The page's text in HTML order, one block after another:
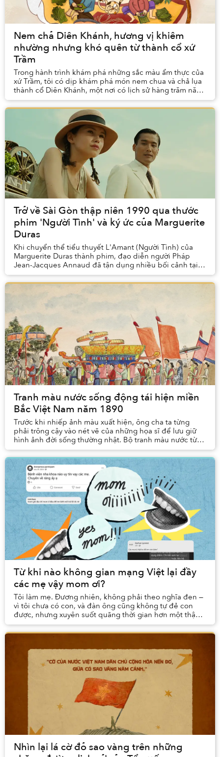
Nem chả Diên Khánh, hương vị khiêm
nhường nhưng khó quên từ thành cổ xứ
Trầm
Trong hành trình khám phá những sắc màu ẩm thực của
xứ Trầm, tôi có dịp khám phá món nem chua và chả lụa
thành cổ Diên Khánh, một nơi có lịch sử hàng trăm năm,
cách thành phố biển Nha Trang nhộn nhịp ...
Trở về Sài Gòn thập niên 1990 qua thước
phim 'Người Tình' và ký ức của Marguerite
Duras
Khi chuyển thể tiểu thuyết L'Amant (Người Tình) của
Marguerite Duras thành phim, đạo diễn người Pháp
Jean-Jacques Annaud đã tận dụng nhiều bối cảnh tại
Sài Gòn để quay hình. Dưới đây là một số địa dan...
Tranh màu nước sống động tái hiện miền
Bắc Việt Nam năm 1890
Trước khi nhiếp ảnh màu xuất hiện, ông cha ta từng
phải trông cậy vào nét vẽ của những họa sĩ để lưu giữ
hình ảnh đời sống thường nhật. Bộ tranh màu nước từ
những năm 1890 là một tư liệu quý hiếm, ghi...
Từ khi nào không gian mạng Việt lại đầy
các mẹ vậy mom ơi?
Tôi làm mẹ. Đương nhiên, không phải theo nghĩa đen —
vì tôi chưa có con, và đàn ông cũng không tự đẻ con
được, nhưng xuyên suốt quãng thời gian hơn một thập
kỉ tung hoành trên mạng xã hội, tôi vẫn vui...
Nhìn lại lá cờ đỏ sao vàng trên những